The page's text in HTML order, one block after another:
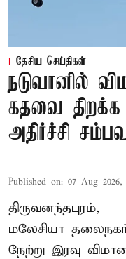
தேசிய செய்திகள்
நடுவானில்
கதவை
அதிர்ச்சி
Published on: 07 Aug 2026,
திருவனந்தபுரம்,
மலேசியா
நேற்று இரவு